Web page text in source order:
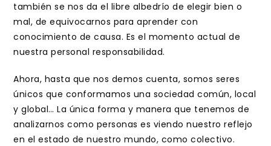
también se nos da el libre albedrío de elegir bien o
mal, de equivocarnos para aprender con
conocimiento de causa. Es el momento actual de
nuestra personal responsabilidad.
Ahora, hasta que nos demos cuenta, somos seres
únicos que conformamos una sociedad común, local
y global… La única forma y manera que tenemos de
analizarnos como personas es viendo nuestro reflejo
en el estado de nuestro mundo, como colectivo.